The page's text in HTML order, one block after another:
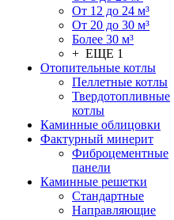
От 12 до 24 м³
От 20 до 30 м³
Более 30 м³
+ ЕЩЕ 1
Отопительные котлы
Пеллетные котлы
Твердотопливные
котлы
Каминные облицовки
Фактурный минерит
Фиброцементные
панели
Каминные решетки
Стандартные
Направляющие